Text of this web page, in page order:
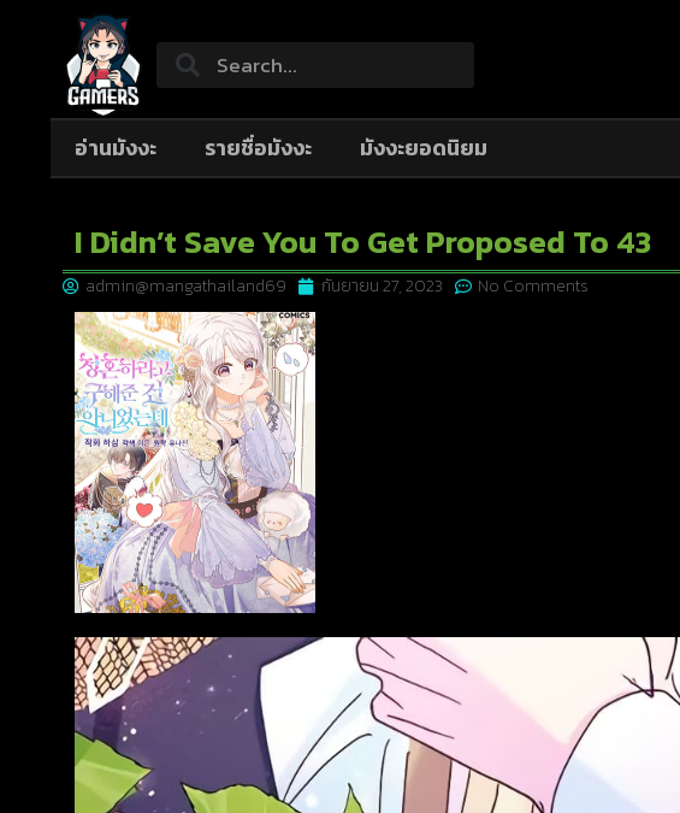
อ่านมังงะ รายชื่อมังงะ มังงะยอดนิยม
I Didn’t Save You To Get Proposed To 43
admin@mangathailand69 กันยายน 27, 2023 No Comments
มังงะ อัพเดตใหม่
Nami Gensan Ha
Buchimaketai!